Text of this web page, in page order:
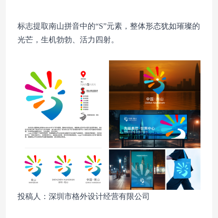
标志提取南山拼音中的“S”元素，整体形态犹如璀璨的
光芒，生机勃勃、活力四射。
投稿人：深圳市格外设计经营有限公司